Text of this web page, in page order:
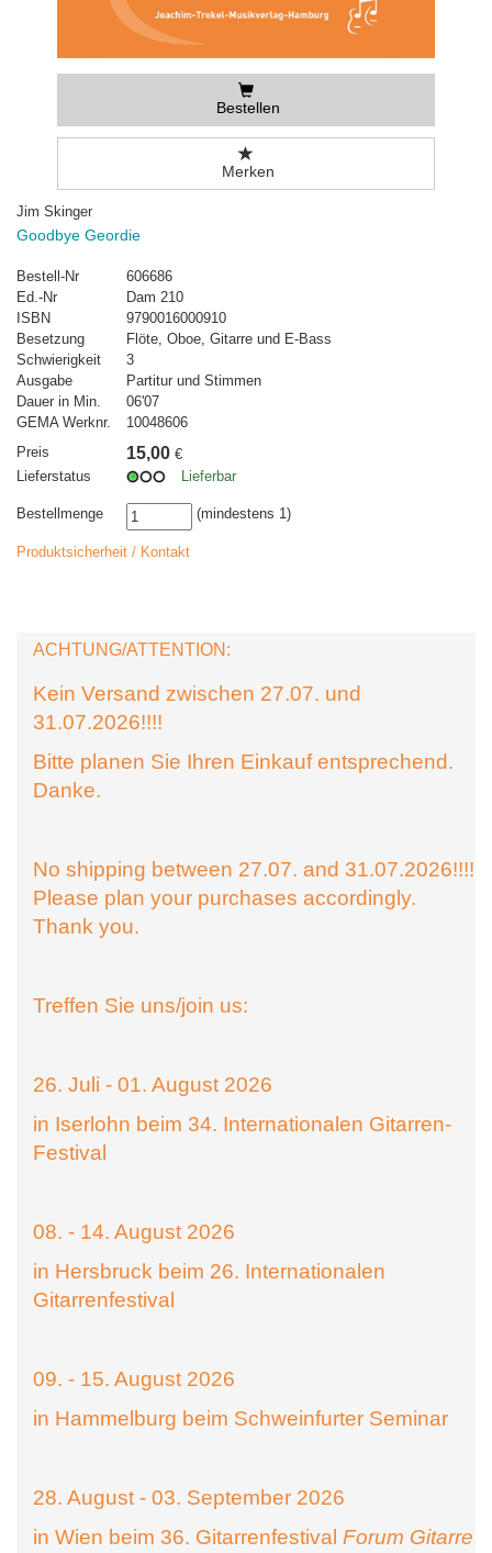
Bestellen
Merken
Jim Skinger
Goodbye Geordie
Bestell-Nr
606686
Ed.-Nr
Dam 210
ISBN
9790016000910
Besetzung
Flöte, Oboe, Gitarre und E-Bass
Schwierigkeit
3
Ausgabe
Partitur und Stimmen
Dauer in Min.
06'07
GEMA Werknr.
10048606
Preis
15,00 €
Lieferstatus
Lieferbar
Bestellmenge (mindestens 1)
Produktsicherheit / Kontakt
ACHTUNG/ATTENTION:
Kein Versand zwischen 27.07. und
31.07.2026!!!!
Bitte planen Sie Ihren Einkauf entsprechend.
Danke.
No shipping between 27.07. and 31.07.2026!!!!
Please plan your purchases accordingly.
Thank you.
Treffen Sie uns/join us:
26. Juli - 01. August 2026
in Iserlohn beim 34. Internationalen Gitarren-
Festival
08. - 14. August 2026
in Hersbruck beim 26. Internationalen
Gitarrenfestival
09. - 15. August 2026
in Hammelburg beim Schweinfurter Seminar
28. August - 03. September 2026
in Wien beim 36. Gitarrenfestival Forum Gitarre